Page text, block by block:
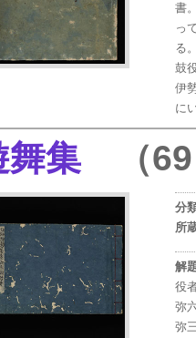
書
っ
る
鼓
伊
に
舞集 （69
分
所
解
役
弥
弥